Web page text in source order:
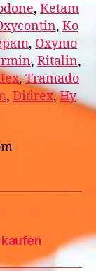
, Ketam
, Ko
, Oxymo
, Ritalin,
,Tramado
, Didrex,Hy